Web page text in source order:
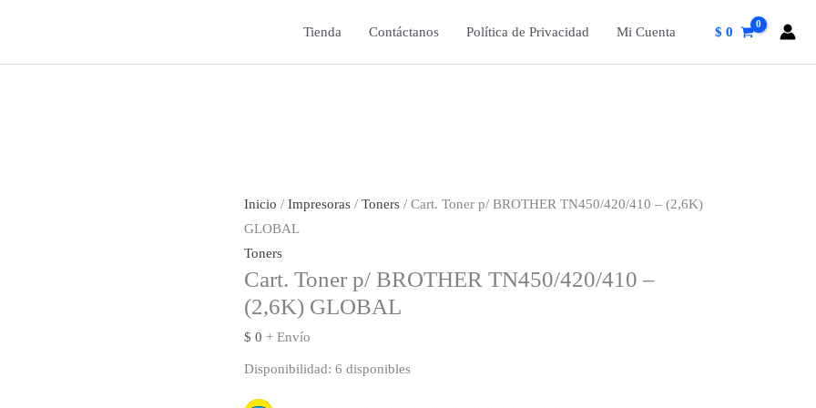
Tienda Contáctanos Política de Privacidad Mi Cuenta $ 0
Inicio / Impresoras / Toners / Cart. Toner p/ BROTHER TN450/420/410 – (2,6K)
GLOBAL
Toners
Cart. Toner p/ BROTHER TN450/420/410 –
(2,6K) GLOBAL
$ 0 + Envío
Disponibilidad: 6 disponibles